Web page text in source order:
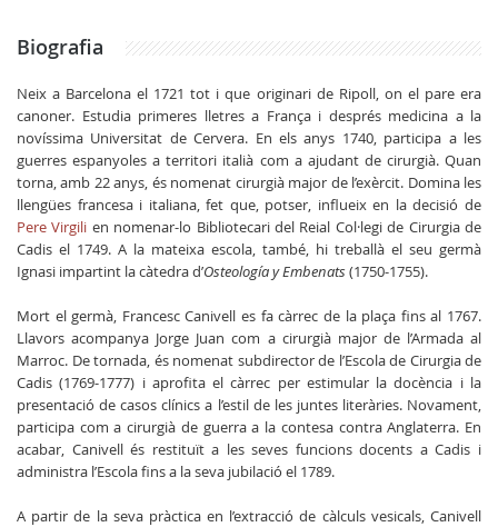
Biografia
Neix a Barcelona el 1721 tot i que originari de Ripoll, on el pare era
canoner. Estudia primeres lletres a França i després medicina a la
novíssima Universitat de Cervera. En els anys 1740, participa a les
guerres espanyoles a territori italià com a ajudant de cirurgià. Quan
torna, amb 22 anys, és nomenat cirurgià major de l’exèrcit. Domina les
llengües francesa i italiana, fet que, potser, influeix en la decisió de
Pere Virgili en nomenar-lo Bibliotecari del Reial Col·legi de Cirurgia de
Cadis el 1749. A la mateixa escola, també, hi treballà el seu germà
Ignasi impartint la càtedra d’Osteología y Embenats(1750-1755).
Mort el germà, Francesc Canivell es fa càrrec de la plaça fins al 1767.
Llavors acompanya Jorge Juan com a cirurgià major de l’Armada al
Marroc. De tornada, és nomenat subdirector de l’Escola de Cirurgia de
Cadis (1769-1777) i aprofita el càrrec per estimular la docència i la
presentació de casos clínics a l’estil de les juntes literàries. Novament,
participa com a cirurgià de guerra a la contesa contra Anglaterra. En
acabar, Canivell és restituït a les seves funcions docents a Cadis i
administra l’Escola fins a la seva jubilació el 1789.
A partir de la seva pràctica en l’extracció de càlculs vesicals, Canivell